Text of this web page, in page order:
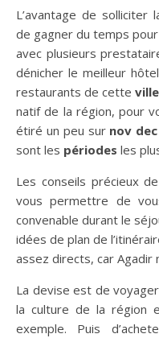
L’avantage de solliciter
de gagner du temps
avec plusieurs
dénicher le meilleur
restaurants de cette ville
natif de la région, pour
étiré un peu sur nov dec
sont les périodes les
Les conseils précieux
vous permettre de
convenable durant le
idées de plan de
assez directs, car Agadir
La devise est de
la culture de la région
exemple. Puis